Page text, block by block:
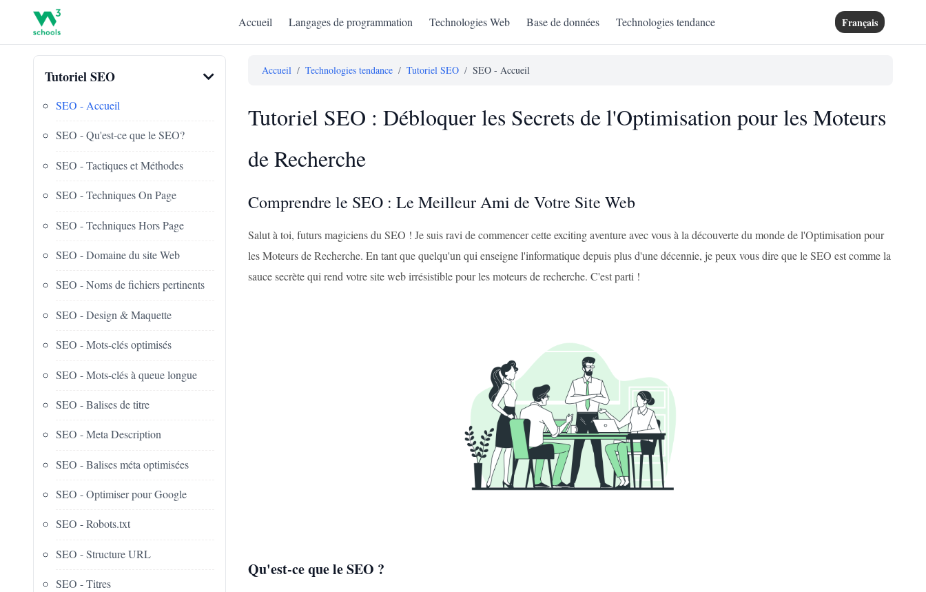
Accueil Langages de programmation Technologies Web Base de données Technologies tendance Français
Tutoriel SEO
SEO - Accueil
SEO - Qu'est-ce que le SEO?
SEO - Tactiques et Méthodes
SEO - Techniques On Page
SEO - Techniques Hors Page
SEO - Domaine du site Web
SEO - Noms de fichiers pertinents
SEO - Design & Maquette
SEO - Mots-clés optimisés
SEO - Mots-clés à queue longue
SEO - Balises de titre
SEO - Meta Description
SEO - Balises méta optimisées
SEO - Optimiser pour Google
SEO - Robots.txt
SEO - Structure URL
SEO - Titres
Accueil / Technologies tendance / Tutoriel SEO / SEO - Accueil
Tutoriel SEO : Débloquer les Secrets de l'Optimisation pour les Moteurs
de Recherche
Comprendre le SEO : Le Meilleur Ami de Votre Site Web
Salut à toi, futurs magiciens du SEO ! Je suis ravi de commencer cette exciting aventure avec vous à la découverte du monde de l'Optimisation pour
les Moteurs de Recherche. En tant que quelqu'un qui enseigne l'informatique depuis plus d'une décennie, je peux vous dire que le SEO est comme la
sauce secrète qui rend votre site web irrésistible pour les moteurs de recherche. C'est parti !
Qu'est-ce que le SEO ?